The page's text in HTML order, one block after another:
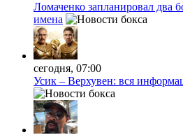
Ломаченко запланировал два
имена
сегодня, 07:00
Усик – Верхувен: вся